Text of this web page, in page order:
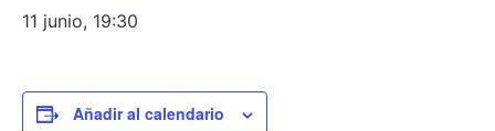
11 junio, 19:30
Añadir al calendario